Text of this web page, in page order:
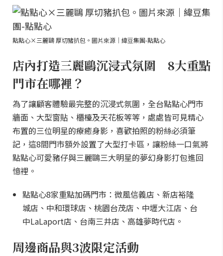
點點心×三麗鷗 厚切豬扒包。圖片來源｜緯豆集團-點點心
店內打造三麗鷗沉浸式氛圍 8大重點
門市在哪裡？
為了讓顧客體驗最完整的沉浸式氛圍，全台點點心門市
牆面、大型窗貼、櫃檯及天花板等等，處處皆可見精心
布置的三位明星的療癒身影，喜歡拍照的粉絲必須筆
記，這8間門市額外設置了大型打卡區，讓粉絲一口氣將
點點心可愛豬仔與三麗鷗三大明星的夢幻身影打包進回
憶裡。
點點心8家重點加碼門市：微風信義店、新店裕隆
城店、中和環球店、桃園台茂店、中壢大江店、台
中LaLaport店、台南三井店、高雄夢時代店。
周邊商品與3波限定活動